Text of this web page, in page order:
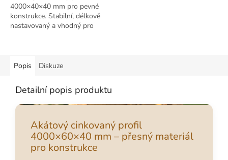
4000×40×40 mm pro pevné
konstrukce. Stabilní, délkově
nastavovaný a vhodný pro
Popis Diskuze
Detailní popis produktu
Akátový cinkovaný profil
4000×60×40 mm – přesný materiál
pro konstrukce